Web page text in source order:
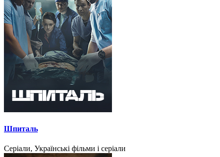
Шпиталь
Серіали, Українські фільми і серіали